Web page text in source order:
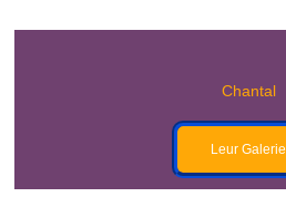
Chantal
Leur Galerie